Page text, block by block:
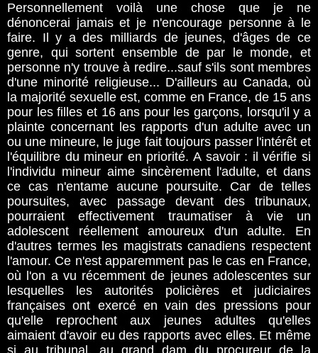
Personnellement voilà une chose que je ne
dénoncerai jamais et je n'encourage personne à le
faire. Il y a des milliards de jeunes, d'âges de ce
genre, qui sortent ensemble de par le monde, et
personne n'y trouve à redire...sauf s'ils sont membres
d'une minorité religieuse... D'ailleurs au Canada, où
la majorité sexuelle est, comme en France, de 15 ans
pour les filles et 16 ans pour les garçons, lorsqu'il y a
plainte concernant les rapports d'un adulte avec un
ou une mineure, le juge fait toujours passer l'intérêt et
l'équilibre du mineur en priorité. A savoir : il vérifie si
l'individu mineur aime sincèrement l'adulte, et dans
ce cas n'entame aucune poursuite. Car de telles
poursuites, avec passage devant des tribunaux,
pourraient effectivement traumatiser à vie un
adolescent réellement amoureux d'un adulte. En
d'autres termes les magistrats canadiens respectent
l'amour. Ce n'est apparemment pas le cas en France,
où l'on a vu récemment de jeunes adolescentes sur
lesquelles les autorités policières et judiciaires
françaises ont exercé en vain des pressions pour
qu'elle reprochent aux jeunes adultes qu'elles
aimaient d'avoir eu des rapports avec elles. Et même
si au tribunal, au grand dam du procureur de la